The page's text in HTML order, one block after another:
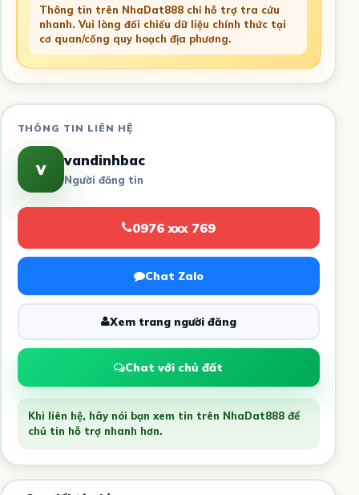
Thông tin trên NhaDat888 chỉ hỗ trợ tra cứu
nhanh. Vui lòng đối chiếu dữ liệu chính thức tại
cơ quan/cổng quy hoạch địa phương.
THÔNG TIN LIÊN HỆ
v vandinhbac
Người đăng tin
0976 xxx 769
Chat Zalo
Xem trang người đăng
Chat với chủ đất
Khi liên hệ, hãy nói bạn xem tin trên NhaDat888 để
chủ tin hỗ trợ nhanh hơn.